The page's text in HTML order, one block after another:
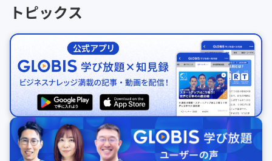
トピックス